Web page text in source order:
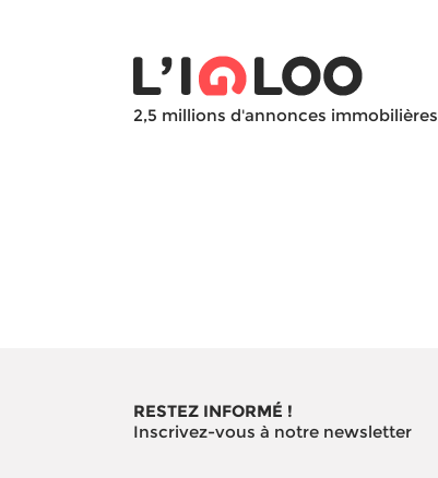
2,5 millions d'annonces immobilières
RESTEZ INFORMÉ !
Inscrivez-vous à notre newsletter